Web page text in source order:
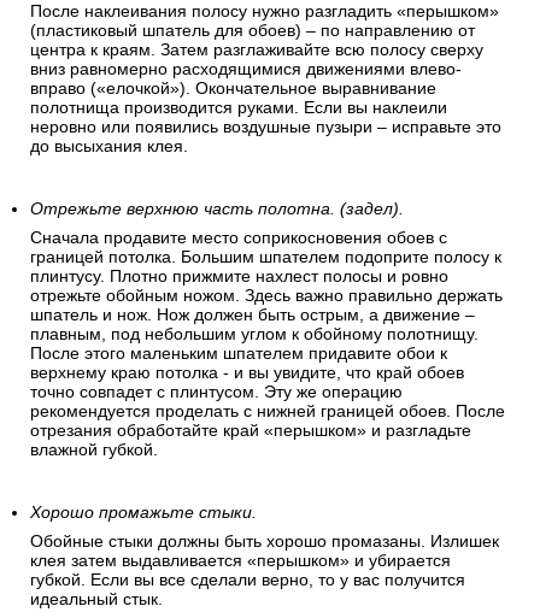
После наклеивания полосу нужно разгладить «перышком»
(пластиковый шпатель для обоев) – по направлению от
центра к краям. Затем разглаживайте всю полосу сверху
вниз равномерно расходящимися движениями влево-
вправо («елочкой»). Окончательное выравнивание
полотнища производится руками. Если вы наклеили
неровно или появились воздушные пузыри – исправьте это
до высыхания клея.
Отрежьте верхнюю часть полотна. (задел).
Сначала продавите место соприкосновения обоев с
границей потолка. Большим шпателем подоприте полосу к
плинтусу. Плотно прижмите нахлест полосы и ровно
отрежьте обойным ножом. Здесь важно правильно держать
шпатель и нож. Нож должен быть острым, а движение –
плавным, под небольшим углом к обойному полотнищу.
После этого маленьким шпателем придавите обои к
верхнему краю потолка - и вы увидите, что край обоев
точно совпадет с плинтусом. Эту же операцию
рекомендуется проделать с нижней границей обоев. После
отрезания обработайте край «перышком» и разгладьте
влажной губкой.
Хорошо промажьте стыки.
Обойные стыки должны быть хорошо промазаны. Излишек
клея затем выдавливается «перышком» и убирается
губкой. Если вы все сделали верно, то у вас получится
идеальный стык.